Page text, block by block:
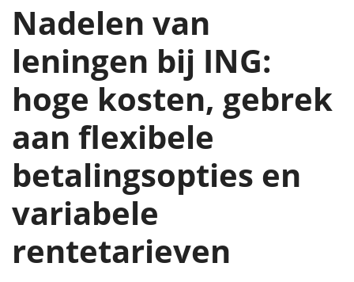
Nadelen van
leningen bij ING:
hoge kosten, gebrek
aan flexibele
betalingsopties en
variabele
rentetarieven